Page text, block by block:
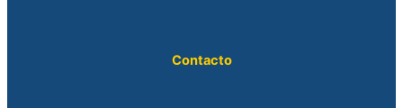
Contacto